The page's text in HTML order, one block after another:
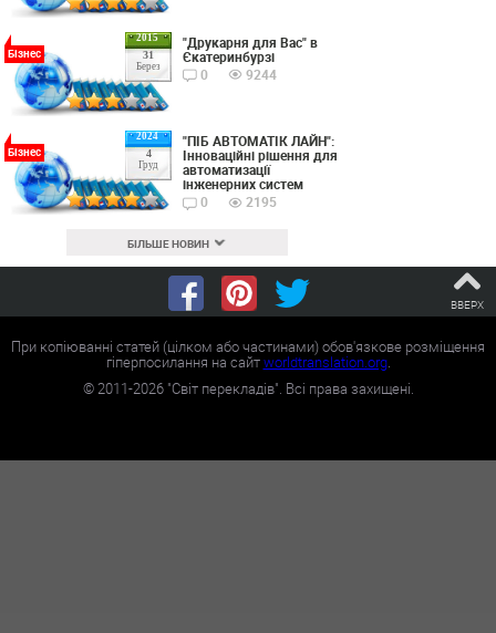
2015
31
Берез
Бізнес
"Друкарня для Вас" в
Єкатеринбурзі
0
9244
2024
4
Груд
Бізнес
"ПІБ АВТОМАТІК ЛАЙН":
Інноваційні рішення для
автоматизації
інженерних систем
0
2195
БІЛЬШЕ НОВИН
ВВЕРХ
При копіюванні статей (цілком або частинами) обов'язкове розміщення
гіперпосилання на сайтworldtranslation.org.
©2011-2026"Світ перекладів". Всі права захищені.